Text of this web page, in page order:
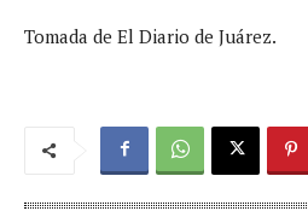
Tomada de El Diario de Juárez.